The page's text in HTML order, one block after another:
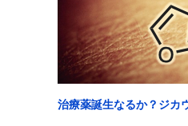
治療薬誕生なるか？ジカ